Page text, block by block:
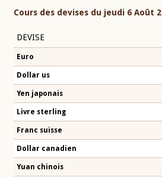
Cours des devises du jeudi 6 Août
DEVISE
Euro
Dollar us
Yen japonais
Livre sterling
Franc suisse
Dollar canadien
Yuan chinois